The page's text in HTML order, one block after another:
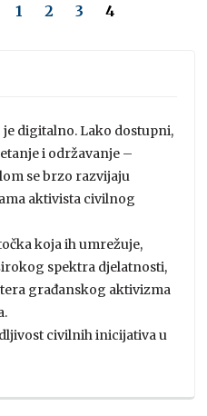
1 2 3 4
digitalno. Lako dostupni,
i održavanje –
se brzo razvijaju
aktivista civilnog
koja ih umrežuje,
spektra djelatnosti,
građanskog aktivizma
civilnih inicijativa u